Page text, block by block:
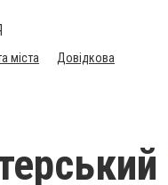
міста Довідкова